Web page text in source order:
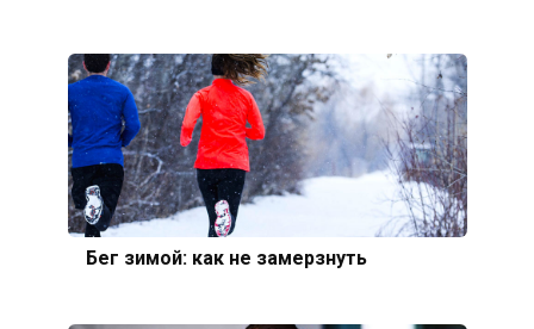
Бег зимой: как не замерзнуть